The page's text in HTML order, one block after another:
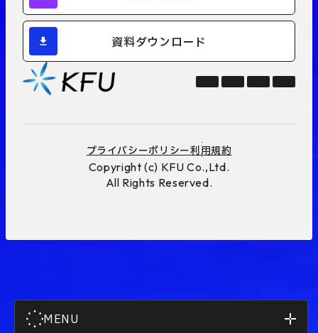
MENU
資料ダウンロード
Copyright (c) KFU Co.,Ltd.
All Rights Reserved.
プライバシーポリシー利用規約